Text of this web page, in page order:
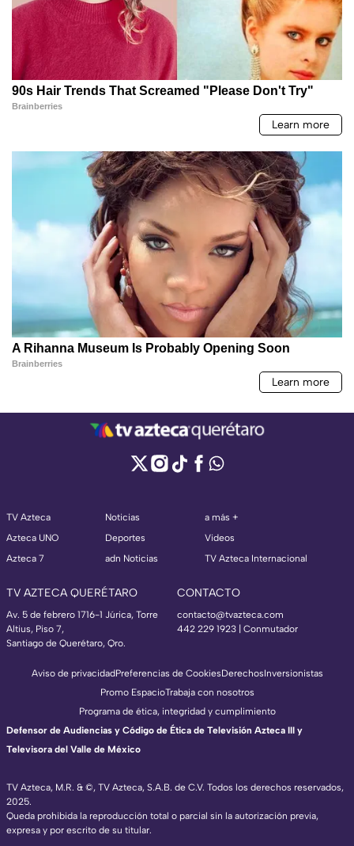
TV Azteca
Azteca UNO
Azteca 7
Noticias
Deportes
adn Noticias
a más +
Videos
TV Azteca Internacional
TV AZTECA QUERÉTARO
Av. 5 de febrero 1716-1 Júrica, Torre
Altius, Piso 7,
Santiago de Querétaro, Qro.
CONTACTO
contacto@tvazteca.com
442 229 1923 | Conmutador
TV Azteca, M.R. & ©, TV Azteca, S.A.B. de C.V. Todos los derechos reservados,
2025.
Queda prohibida la reproducción total o parcial sin la autorización previa,
expresa y por escrito de su titular.
Aviso de privacidadPreferencias de CookiesDerechosInversionistas
Promo EspacioTrabaja con nosotros
Programa de ética, integridad y cumplimiento
Defensor de Audiencias y Código de Ética de Televisión Azteca III y
Televisora del Valle de México